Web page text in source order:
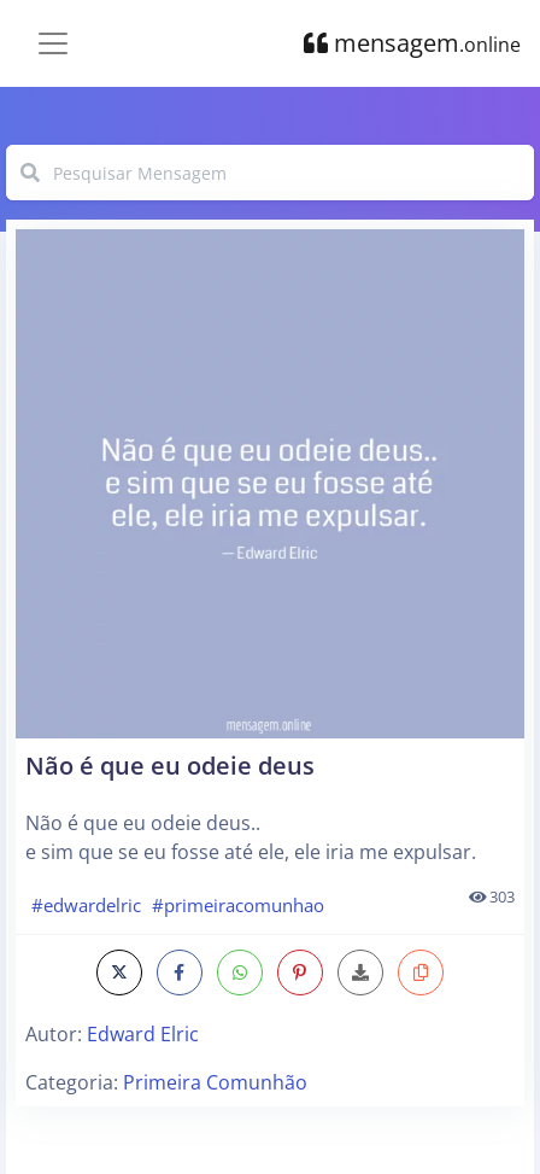
mensagem.online
Não é que eu odeie deus
Não é que eu odeie deus..
e sim que se eu fosse até ele, ele iria me expulsar.
#edwardelric #primeiracomunhao 303
Autor: Edward Elric
Categoria: Primeira Comunhão